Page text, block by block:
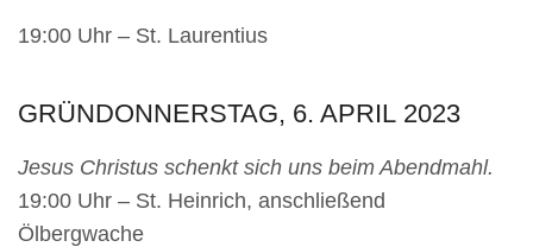
19:00 Uhr – St. Laurentius
GRÜNDONNERSTAG, 6. APRIL 2023
Jesus Christus schenkt sich uns beim Abendmahl.
19:00 Uhr – St. Heinrich, anschließend
Ölbergwache